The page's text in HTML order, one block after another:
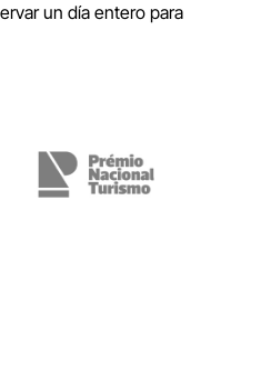
un día entero para